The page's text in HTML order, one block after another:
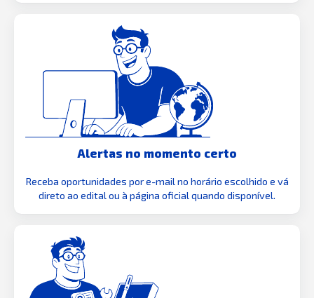
Alertas no momento certo
Receba oportunidades por e-mail no horário escolhido e vá
direto ao edital ou à página oficial quando disponível.